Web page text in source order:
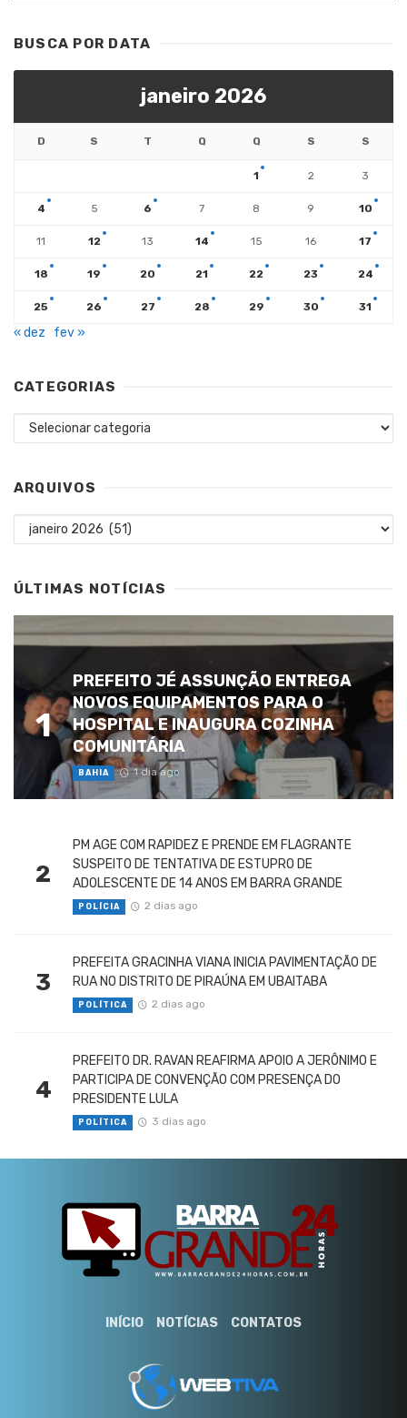
BUSCA POR DATA
janeiro 2026
D S T Q Q S S
1 2 3
4 5 6 7 8 9 10
11 12 13 14 15 16 17
18 19 20 21 22 23 24
25 26 27 28 29 30 31
« dez fev »
CATEGORIAS
Categorias
ARQUIVOS
Arquivos
ÚLTIMAS NOTÍCIAS
1
PREFEITO JÉ ASSUNÇÃO ENTREGA
NOVOS EQUIPAMENTOS PARA O
HOSPITAL E INAUGURA COZINHA
COMUNITÁRIA
BAHIA 1 dia ago
2
PM AGE COM RAPIDEZ E PRENDE EM FLAGRANTE
SUSPEITO DE TENTATIVA DE ESTUPRO DE
ADOLESCENTE DE 14 ANOS EM BARRA GRANDE
POLÍCIA 2 dias ago
3
PREFEITA GRACINHA VIANA INICIA PAVIMENTAÇÃO DE
RUA NO DISTRITO DE PIRAÚNA EM UBAITABA
POLÍTICA 2 dias ago
4
PREFEITO DR. RAVAN REAFIRMA APOIO A JERÔNIMO E
PARTICIPA DE CONVENÇÃO COM PRESENÇA DO
PRESIDENTE LULA
POLÍTICA 3 dias ago
INÍCIO NOTÍCIAS CONTATOS